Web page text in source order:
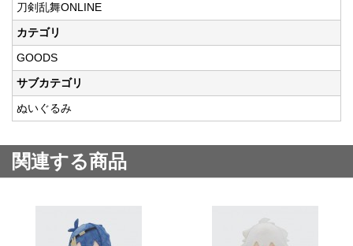
刀剣乱舞ONLINE
カテゴリ
GOODS
サブカテゴリ
ぬいぐるみ
関連する商品